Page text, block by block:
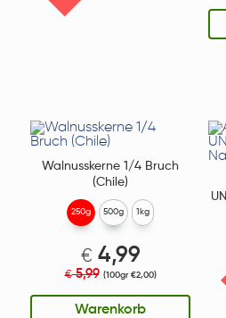
Walnusskerne 1/4 Bruch
(Chile)
250g
€ 4,99
€5,99 (100gr €2,00)
Warenkorb
500g 1kg